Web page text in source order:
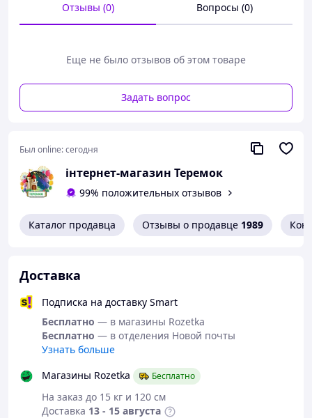
Отзывы (0) Вопросы (0)
Еще не было отзывов об этом товаре
Задать вопрос
Был online:сегодня
інтернет-магазин Теремок
99% положительных отзывов
Каталог продавца Отзывы о продавце 1989
Доставка
Подписка на доставку Smart
Бесплатно — в магазины Rozetka
Бесплатно — в отделения Новой почты
Узнать больше
Магазины Rozetka
Бесплатно
На заказ до 15 кг и 120 см
Доставка 13 - 15 августа